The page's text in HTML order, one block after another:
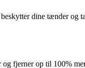
dine tænder
fjerner op til 100%